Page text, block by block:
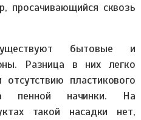
просачивающийся сквозь
бытовые и
Разница в них легко
пластикового
пенной начинки. На
такой насадки нет,